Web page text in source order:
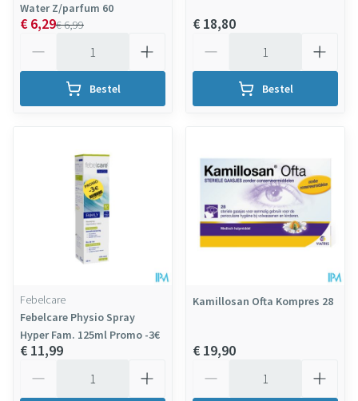
Water Z/parfum 60
€ 6,99
€ 6,29
Bestel
€ 18,80
Bestel
Febelcare
Febelcare Physio Spray
Hyper Fam. 125ml Promo -3€
€ 11,99
Kamillosan Ofta Kompres 28
€ 19,90